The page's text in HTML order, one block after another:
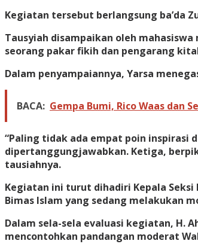
Kegiatan tersebut berlangsung ba’da
Tausyiah disampaikan oleh
seorang pakar fikih dan pengarang
Dalam penyampaiannya, Yarsa
BACA: Gempa Bumi, Rico Waas dan
“Paling tidak ada empat poin inspirasi
dipertanggungjawabkan. Ketiga,
tausiahnya.
Kegiatan ini turut dihadiri Kepala Seksi
Bimas Islam yang sedang melakukan
Dalam sela-sela evaluasi kegiatan, H.
mencontohkan pandangan moderat